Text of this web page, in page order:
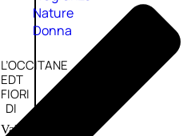
Nature
Donna
L’OCCITANE
EDT
FIORI
DI
Valutato